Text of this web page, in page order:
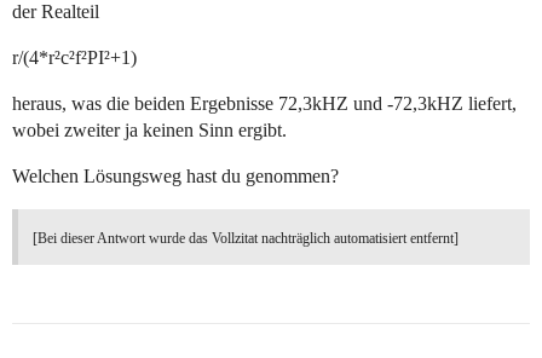
der Realteil
r/(4*r²c²f²PI²+1)
heraus, was die beiden Ergebnisse 72,3kHZ und -72,3kHZ liefert,
wobei zweiter ja keinen Sinn ergibt.
Welchen Lösungsweg hast du genommen?
[Bei dieser Antwort wurde das Vollzitat nachträglich automatisiert entfernt]